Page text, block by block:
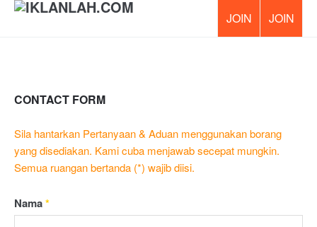
CONTACT FORM
Sila hantarkan Pertanyaan & Aduan menggunakan borang
yang disediakan. Kami cuba menjawab secepat mungkin.
Semua ruangan bertanda (*) wajib diisi.
Nama*